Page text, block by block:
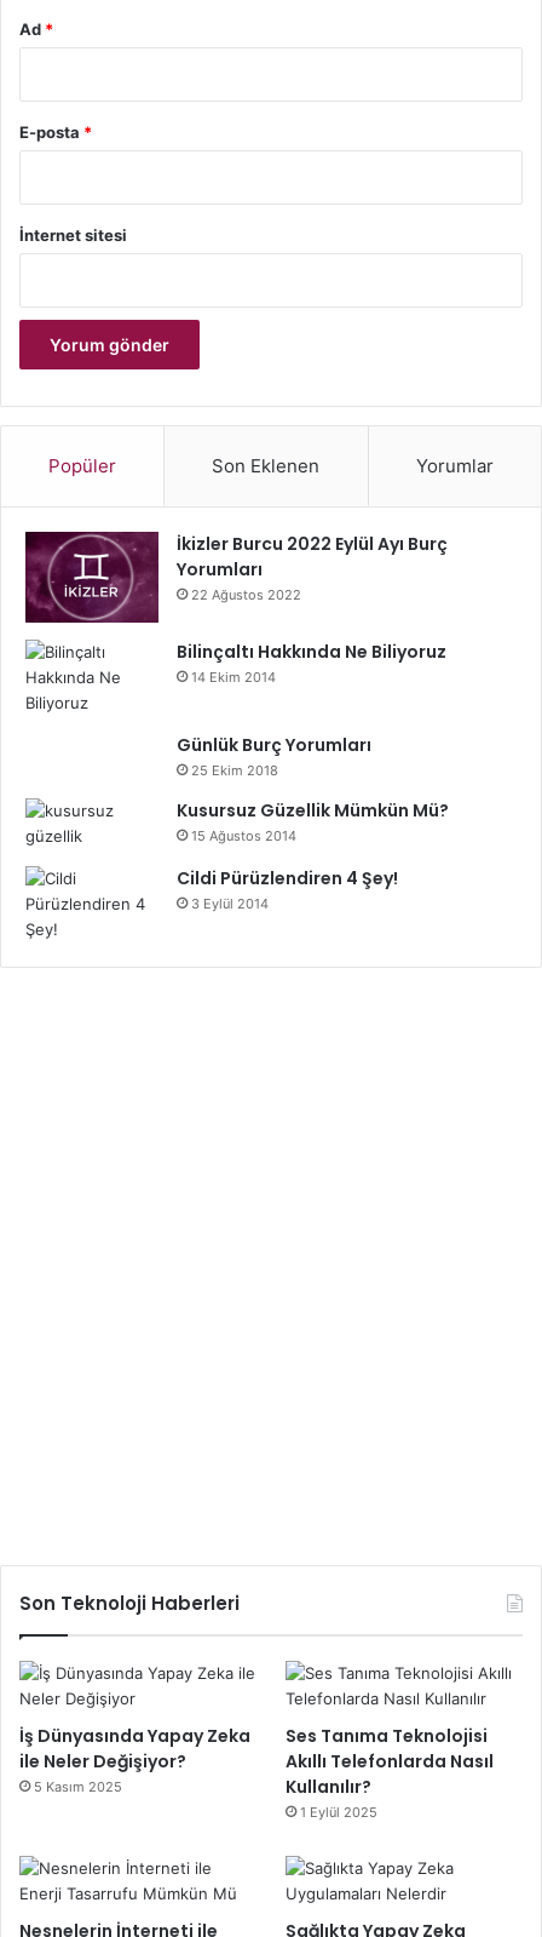
Ad *
E-posta *
İnternet sitesi
Popüler Son Eklenen Yorumlar
İkizler Burcu 2022 Eylül Ayı Burç
Yorumları
22 Ağustos 2022
Bilinçaltı Hakkında Ne Biliyoruz
14 Ekim 2014
Günlük Burç Yorumları
25 Ekim 2018
Kusursuz Güzellik Mümkün Mü?
15 Ağustos 2014
Cildi Pürüzlendiren 4 Şey!
3 Eylül 2014
Son Teknoloji Haberleri
İş Dünyasında Yapay Zeka
ile Neler Değişiyor?
5 Kasım 2025
Ses Tanıma Teknolojisi
Akıllı Telefonlarda Nasıl
Kullanılır?
1 Eylül 2025
Nesnelerin İnterneti ile
Sağlıkta Yapay Zeka